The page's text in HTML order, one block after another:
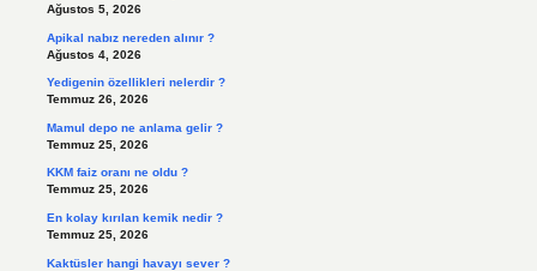
Ağustos 5, 2026
Apikal nabız nereden alınır ?
Ağustos 4, 2026
Yedigenin özellikleri nelerdir ?
Temmuz 26, 2026
Mamul depo ne anlama gelir ?
Temmuz 25, 2026
KKM faiz oranı ne oldu ?
Temmuz 25, 2026
En kolay kırılan kemik nedir ?
Temmuz 25, 2026
Kaktüsler hangi havayı sever ?